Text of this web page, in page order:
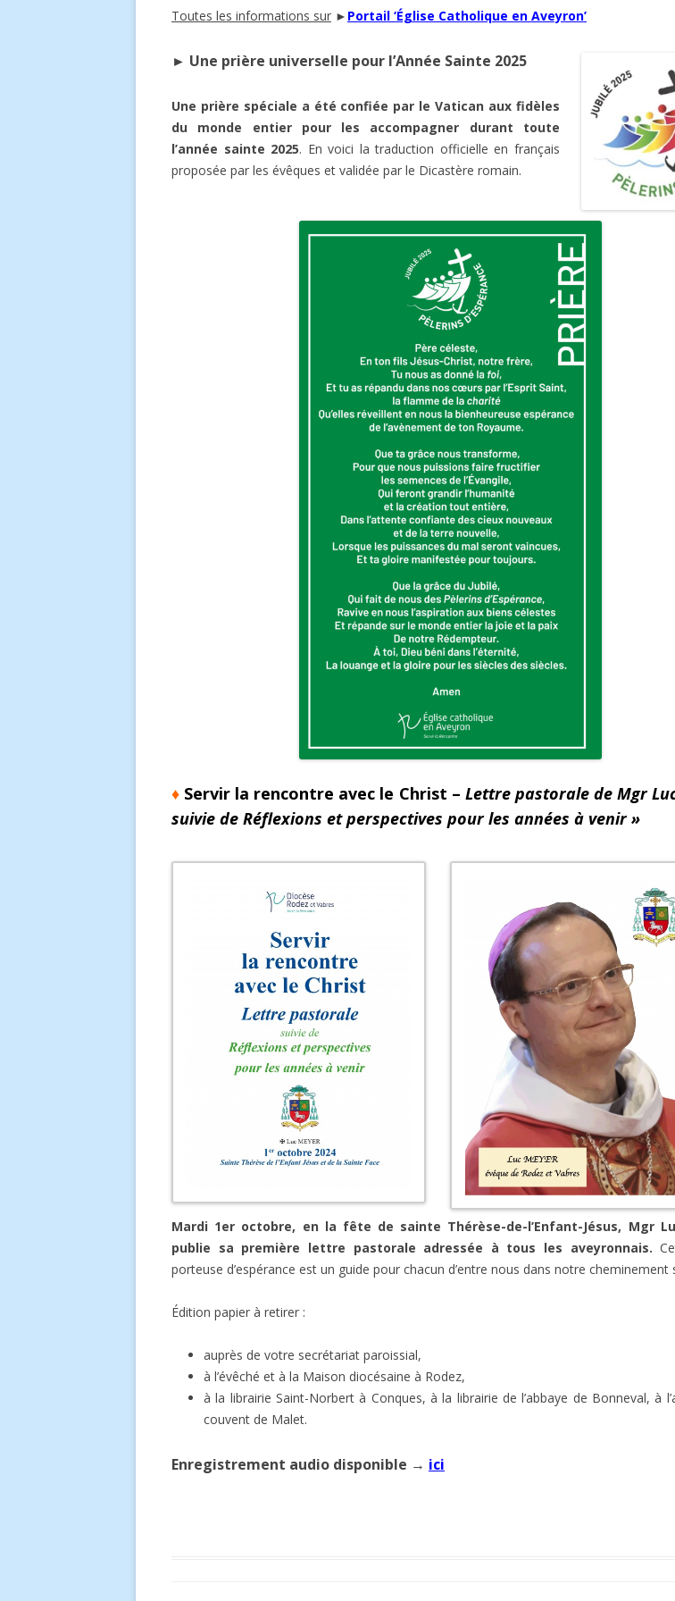
Catéchuménat
Formation
Toutes les informations sur ► Portail ‘Église Catholique en Aveyron’
► Une prière universelle pour l’Année Sainte 2025
Une prière spéciale a été confiée par le Vatican aux fidèles
du monde entier pour les accompagner durant toute
l’année sainte 2025. En voici la traduction officielle en français
proposée par les évêques et validée par le Dicastère romain.
♦ Servir la rencontre avec le Christ – Lettre pastorale de Mgr
suivie de Réflexions et perspectives pour les années à venir »
Mardi 1er octobre, en la fête de sainte Thérèse-de-l’Enfant-Jésus, Mgr
publie sa première lettre pastorale adressée à tous les aveyronnais.
porteuse d’espérance est un guide pour chacun d’entre nous dans notre cheminement
Édition papier à retirer :
auprès de votre secrétariat paroissial,
à l’évêché et à la Maison diocésaine à Rodez,
à la librairie Saint-Norbert à Conques, à la librairie de l’abbaye de Bonneval, à
couvent de Malet.
Enregistrement audio disponible → ici